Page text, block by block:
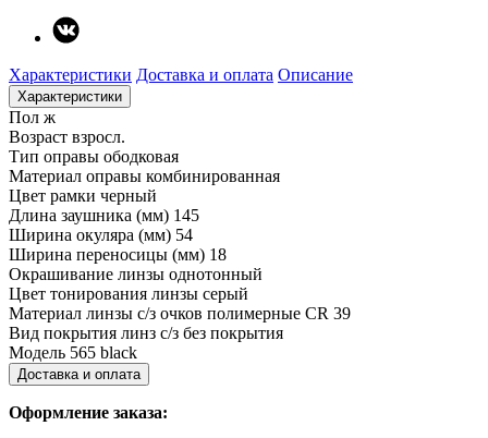
Характеристики Доставка и оплата Описание
Характеристики
Пол ж
Возраст взросл.
Тип оправы ободковая
Материал оправы комбинированная
Цвет рамки черный
Длина заушника (мм) 145
Ширина окуляра (мм) 54
Ширина переносицы (мм) 18
Окрашивание линзы однотонный
Цвет тонирования линзы серый
Материал линзы с/з очков полимерные CR 39
Вид покрытия линз с/з без покрытия
Модель 565 black
Доставка и оплата
Оформление заказа: